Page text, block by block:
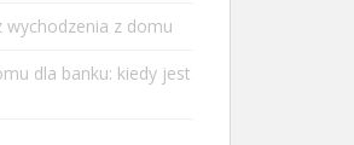
z domu
dla banku: kiedy jest